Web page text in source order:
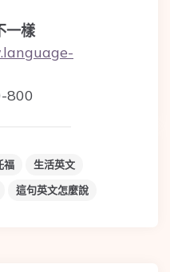
一樣
800
福
生活英文
這句英文怎麼說